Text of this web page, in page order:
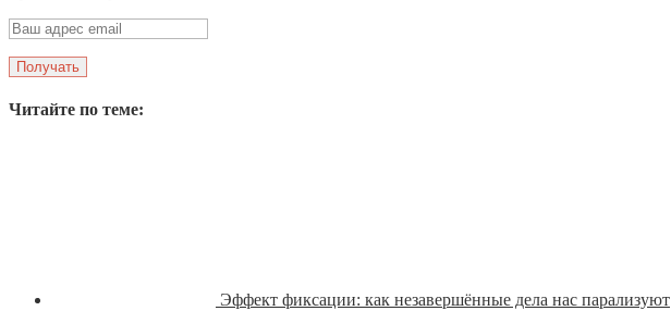
Читайте по теме:
Эффект фиксации: как незавершённые дела нас парализуют